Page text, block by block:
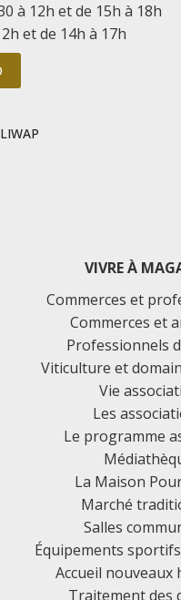
à 12h et de 15h à 18h
et de 14h à 17h
VIVRE À
Commerces et
Commerces et
Professionnels
Viticulture et
Vie
Les
Le programme
La Maison
Marché
Salles
Équipements
Accueil nouveaux
Traitement des